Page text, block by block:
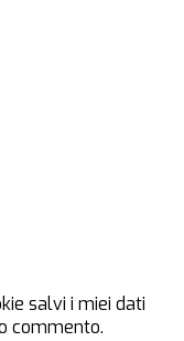
salvi i miei dati
commento.